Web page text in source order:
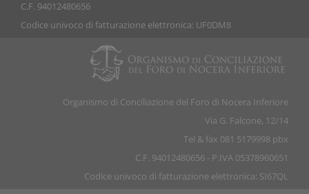
C.F. 94012480656
Codice univoco di fatturazione elettronica: UF0DM8
Organismo di Conciliazione del Foro di Nocera Inferiore
Via G. Falcone, 12/14
Tel & fax 081 5179998 pbx
C.F. 94012480656 - P.IVA 05378960651
Codice univoco di fatturazione elettronica: SI67QL